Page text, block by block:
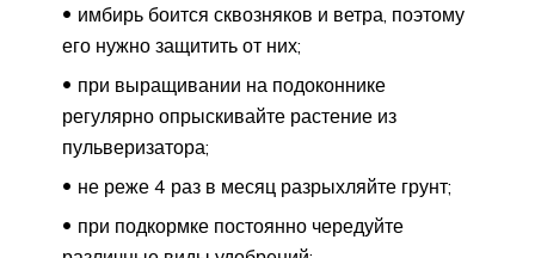
имбирь боится сквозняков и ветра, поэтому
его нужно защитить от них;
при выращивании на подоконнике
регулярно опрыскивайте растение из
пульверизатора;
не реже 4 раз в месяц разрыхляйте грунт;
при подкормке постоянно чередуйте